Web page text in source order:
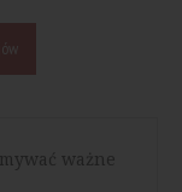
ważne